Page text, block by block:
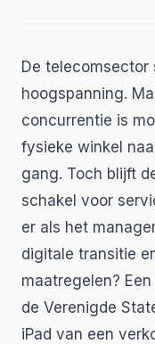
De telecomsector
hoogspanning.
concurrentie is
fysieke winkel
gang. Toch blijft
schakel voor
er als het
digitale transitie
maatregelen?
de Verenigde
iPad van een